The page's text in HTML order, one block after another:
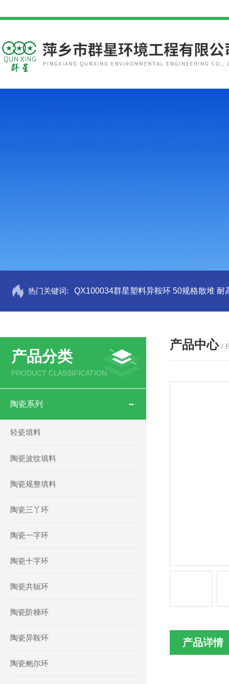
热门关键词: QX100034群星塑料异鞍环 50规格散堆 耐
产品分类
PRODUCT CLASSIFICATION
陶瓷系列
轻瓷填料
陶瓷波纹填料
陶瓷规整填料
陶瓷三丫环
陶瓷一字环
陶瓷十字环
陶瓷共轭环
陶瓷阶梯环
陶瓷异鞍环
陶瓷鲍尔环
产品中心 /
产品详情